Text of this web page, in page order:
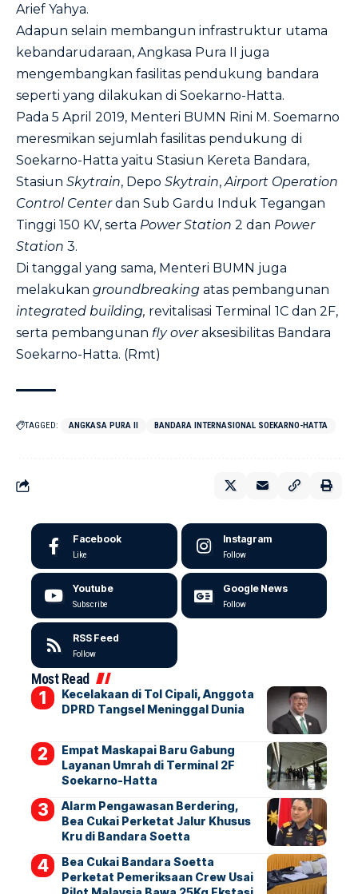
Arief Yahya.
Adapun selain membangun infrastruktur utama
kebandarudaraan, Angkasa Pura II juga
mengembangkan fasilitas pendukung bandara
seperti yang dilakukan di Soekarno-Hatta.
Pada 5 April 2019, Menteri BUMN Rini M. Soemarno
meresmikan sejumlah fasilitas pendukung di
Soekarno-Hatta yaitu Stasiun Kereta Bandara,
Stasiun Skytrain, Depo Skytrain,Airport Operation
Control Centerdan Sub Gardu Induk Tegangan
Tinggi 150 KV, serta Power Station 2 dan Power
Station 3.
Di tanggal yang sama, Menteri BUMN juga
melakukan groundbreaking atas pembangunan
integrated building, revitalisasi Terminal 1C dan 2F,
serta pembangunan fly overaksesibilitas Bandara
Soekarno-Hatta. (Rmt)
TAGGED: ANGKASA PURA II BANDARA INTERNASIONAL SOEKARNO-HATTA
Facebook
Like
Instagram
Follow
Youtube
Subscribe
Google News
Follow
RSS Feed
Follow
Most Read
Kecelakaan di Tol Cipali, Anggota
DPRD Tangsel Meninggal Dunia
Empat Maskapai Baru Gabung
Layanan Umrah di Terminal 2F
Soekarno-Hatta
Alarm Pengawasan Berdering,
Bea Cukai Perketat Jalur Khusus
Kru di Bandara Soetta
Bea Cukai Bandara Soetta
Perketat Pemeriksaan Crew Usai